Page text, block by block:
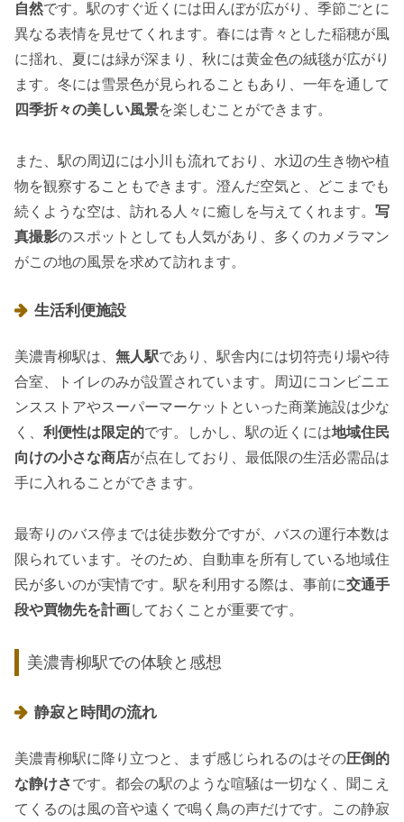
自然です。駅のすぐ近くには田んぼが広がり、季節ごとに
異なる表情を見せてくれます。春には青々とした稲穂が風
に揺れ、夏には緑が深まり、秋には黄金色の絨毯が広がり
ます。冬には雪景色が見られることもあり、一年を通して
四季折々の美しい風景を楽しむことができます。
また、駅の周辺には小川も流れており、水辺の生き物や植
物を観察することもできます。澄んだ空気と、どこまでも
続くような空は、訪れる人々に癒しを与えてくれます。 写
真撮影のスポットとしても人気があり、多くのカメラマン
がこの地の風景を求めて訪れます。
生活利便施設
美濃青柳駅は、 無人駅であり、駅舎内には切符売り場や待
合室、トイレのみが設置されています。周辺にコンビニエ
ンスストアやスーパーマーケットといった商業施設は少な
く、 利便性は限定的です。しかし、駅の近くには地域住民
向けの小さな商店が点在しており、最低限の生活必需品は
手に入れることができます。
最寄りのバス停までは徒歩数分ですが、バスの運行本数は
限られています。そのため、自動車を所有している地域住
民が多いのが実情です。駅を利用する際は、事前に交通手
段や買物先を計画しておくことが重要です。
美濃青柳駅での体験と感想
静寂と時間の流れ
美濃青柳駅に降り立つと、まず感じられるのはその圧倒的
な静けさです。都会の駅のような喧騒は一切なく、聞こえ
てくるのは風の音や遠くで鳴く鳥の声だけです。この静寂